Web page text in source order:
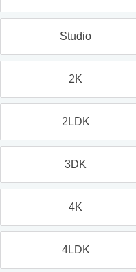
Studio
2K
2LDK
3DK
4K
4LDK